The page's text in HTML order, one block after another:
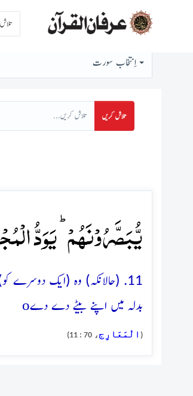
اِنتخاب سورت
تلاش کریں
یُّبَصَّرُوۡنَہُمۡ ؕ یَوَدُّ
11. (حالانکہ) وہ (ایک
بدلہ میں اپنے بیٹے دے دےo
( الْمَعَارِج ، 70 : 11)